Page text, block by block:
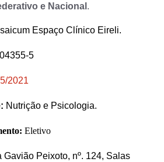
e Nacional .
Espaço Clínico Eireli.
5
2021
Nutrição e Psicologia.
Eletivo
Gavião Peixoto, nº. 124, Salas